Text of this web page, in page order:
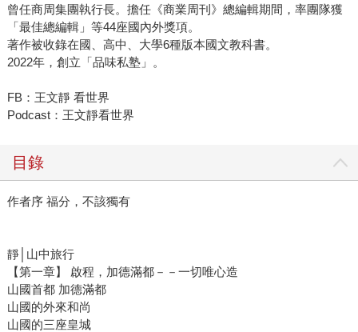
曾任商周集團執行長。擔任《商業周刊》總編輯期間，率團隊獲
「最佳總編輯」等44座國內外獎項。
著作被收錄在國、高中、大學6種版本國文教科書。
2022年，創立「品味私塾」。
FB：王文靜 看世界
Podcast：王文靜看世界
目錄
作者序 福分，不該獨有
靜│山中旅行
【第一章】 啟程，加德滿都－－一切唯心造
山國首都 加德滿都
山國的外來和尚
山國的三座皇城